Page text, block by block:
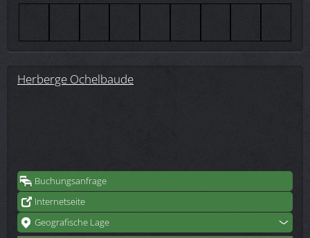
Herberge Ochelbaude
Buchungsanfrage
Internetseite
Geografische Lage